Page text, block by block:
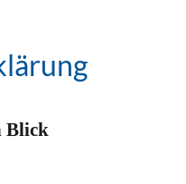
Blick